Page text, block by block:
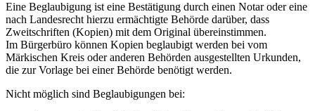
Eine Beglaubigung ist eine Bestätigung durch einen Notar oder eine
nach Landesrecht hierzu ermächtigte Behörde darüber, dass
Zweitschriften (Kopien) mit dem Original übereinstimmen.
Im Bürgerbüro können Kopien beglaubigt werden bei vom
Märkischen Kreis oder anderen Behörden ausgestellten Urkunden,
die zur Vorlage bei einer Behörde benötigt werden.
Nicht möglich sind Beglaubigungen bei: